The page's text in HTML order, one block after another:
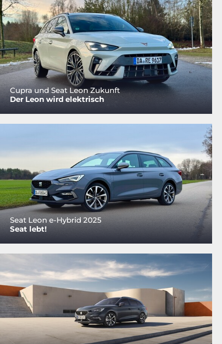
Cupra und Seat Leon Zukunft
Der Leon wird elektrisch
Seat Leon e-Hybrid 2025
Seat lebt!